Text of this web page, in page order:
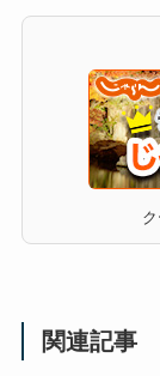
関連記事